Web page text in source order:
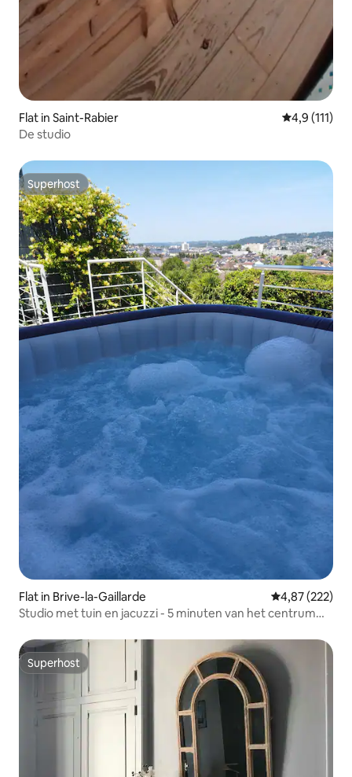
Flat in Saint-Rabier Gemiddelde
4,9 (111)
De studio
Superhost
Superhost
Flat in Brive-la-Gaillarde Gemiddelde
4,87 (222)
Studio met tuin en jacuzzi - 5 minuten van het centrum
Superhost
Superhost